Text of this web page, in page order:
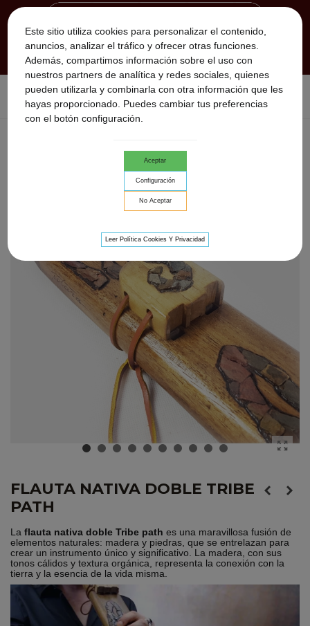
Este sitio utiliza cookies para personalizar el contenido,
anuncios, analizar el tráfico y ofrecer otras funciones.
Además, compartimos información sobre el uso con
nuestros partners de analítica y redes sociales, quienes
pueden utilizarla y combinarla con otra información que les
hayas proporcionado. Puedes cambiar tus preferencias
con el botón configuración.
Aceptar
Configuración
No Aceptar
Leer Política Cookies Y Privacidad
Inicio > Flautas Nativas > Flautas Nativas Dobles >
flauta
nativa doble Tribe path
FLAUTA NATIVA DOBLE TRIBE
PATH
La flauta nativa doble Tribe path es una maravillosa fusión de
elementos naturales: madera y piedras, que se entrelazan para
crear un instrumento único y significativo. La madera, con sus
tonos cálidos y textura orgánica, representa la conexión con la
tierra y la esencia de la vida misma.